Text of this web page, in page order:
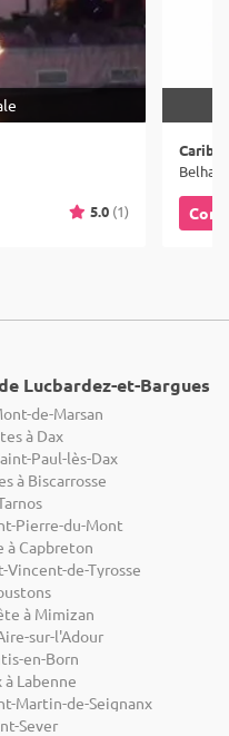
5.0 (1)
Lucbardez-et-Bargues
de-Marsan
à Dax
Paul-lès-Dax
à Biscarrosse
Pierre-du-Mont
à Capbreton
de-Tyrosse
à Mimizan
sur-l'Adour
en-Born
Labenne
Martin-de-Seignanx
Sever